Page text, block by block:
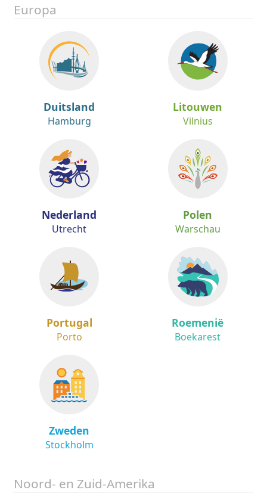
Europa
Duitsland
Hamburg
Litouwen
Vilnius
Nederland
Utrecht
Polen
Warschau
Portugal
Porto
Roemenië
Boekarest
Zweden
Stockholm
Noord- en Zuid-Amerika